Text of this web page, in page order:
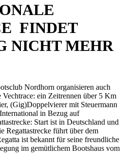
FINDET
NICHT MEHR
Nordhorn organisieren auch
Vechtrace: ein Zeitrennen über 5 Km
(Gig)Doppelvierer mit Steuermann
in Bezug auf
Start ist in Deutschland und
Regattastrecke führt über dem
ist bekannt für seine freundliche
im gemütlichem Bootshaus vom